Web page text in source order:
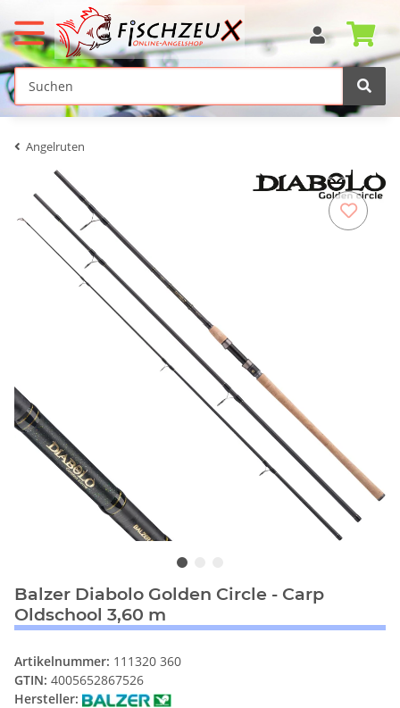
Angelruten
Balzer Diabolo Golden Circle - Carp
Oldschool 3,60 m
Artikelnummer: 111320 360
GTIN: 4005652867526
Hersteller: